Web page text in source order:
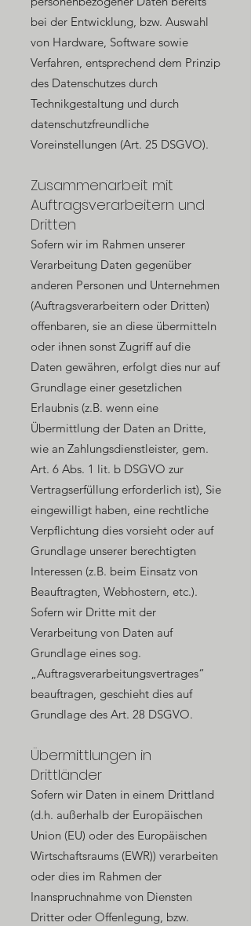
bei der Entwicklung, bzw. Auswahl
von Hardware, Software sowie
Verfahren, entsprechend dem Prinzip
des Datenschutzes durch
Technikgestaltung und durch
datenschutzfreundliche
Voreinstellungen (Art. 25 DSGVO).
Zusammenarbeit mit
Auftragsverarbeitern und
Dritten
Sofern wir im Rahmen unserer
Verarbeitung Daten gegenüber
anderen Personen und Unternehmen
(Auftragsverarbeitern oder Dritten)
offenbaren, sie an diese übermitteln
oder ihnen sonst Zugriff auf die
Daten gewähren, erfolgt dies nur auf
Grundlage einer gesetzlichen
Erlaubnis (z.B. wenn eine
Übermittlung der Daten an Dritte,
wie an Zahlungsdienstleister, gem.
Art. 6 Abs. 1 lit. b DSGVO zur
Vertragserfüllung erforderlich ist), Sie
eingewilligt haben, eine rechtliche
Verpflichtung dies vorsieht oder auf
Grundlage unserer berechtigten
Interessen (z.B. beim Einsatz von
Beauftragten, Webhostern, etc.).
Sofern wir Dritte mit der
Verarbeitung von Daten auf
Grundlage eines sog.
„Auftragsverarbeitungsvertrages“
beauftragen, geschieht dies auf
Grundlage des Art. 28 DSGVO.
Übermittlungen in
Drittländer
Sofern wir Daten in einem Drittland
(d.h. außerhalb der Europäischen
Union (EU) oder des Europäischen
Wirtschaftsraums (EWR)) verarbeiten
oder dies im Rahmen der
Inanspruchnahme von Diensten
Dritter oder Offenlegung, bzw.